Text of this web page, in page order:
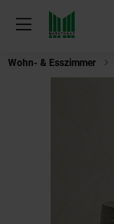
Menü
Wohn- & Esszimmer